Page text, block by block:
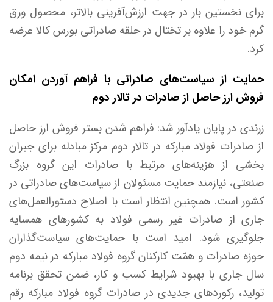
برای نخستین بار در جهت ارزش‌آفرینی بالاتر، محصول ورق
گرم خود را علاوه بر تختال در حلقه صادراتی بورس کالا عرضه
کرد.
حمایت از سیاست‌های صادراتی با فراهم آوردن امکان
فروش ارز حاصل از صادرات در تالار دوم
زرندی در پایان یادآور شد: فراهم شدن بستر فروش ارز حاصل
از صادرات فولاد مبارکه در تالار دوم مرکز مبادله برای جبران
بخشی از هزینه‌های مرتبط با صادرات این گروه بزرگ
صنعتی، نیازمند حمایت مسئولان از سیاست‌های صادراتی در
کشور است. همچنین انتظار است با اصلاح دستورالعمل‌های
جاری از صادرات غیر رسمی فولاد به کشور‌های همسایه
جلوگیری شود. امید است با حمایت‌های سیاست‌گذاران
حوزه صادرات و همّت کارکنان گروه فولاد مبارکه در نیمه دوم
سال جاری با بهبود شرایط کسب و کار، ضمن تحقق برنامه
تولید، رکورد‌های جدیدی در صادرات گروه فولاد مبارکه رقم